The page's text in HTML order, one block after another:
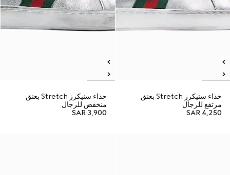
حذاء سنيكرز Stretch بعنق
مرتفع للرجال
SAR 4,250
حذاء سنيكرز Stretch بعنق
منخفض للرجال
SAR 3,900